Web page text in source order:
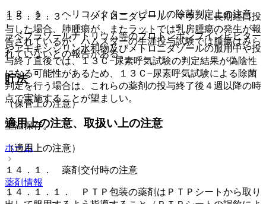
１５．２．３． 〈メトロニダゾール〉マウスに長期経口投
与した場合、肺腫瘍が、またラットでは乳房腫瘍の発生が報
告されているが、ハムスターの生涯投与試験では腫瘍はみら
れていないとの報告がある。
貯法
（保管上の注意）
室温保存。
ホーム
薬剤情報
１２．１． ヘリコバクター・ピロリの除菌判定上の注意
ラベプラゾールナトリウム等のプロトンポンプインヒビター
やアモキシシリン水和物及びメトロニダゾールの服用中や投
与終了直後では、１３Ｃ−尿素呼気試験の判定結果が偽陰性
になる可能性があるため、１３Ｃ−尿素呼気試験による除菌
判定を行う場合は、これらの薬剤の投与終了後４週以降の時
点で実施することが望ましい。
適用上の注意、取扱い上の注意
（適用上の注意）
１４．１． 薬剤交付時の注意
１４．１．１． ＰＴＰ包装の薬剤はＰＴＰシートから取り